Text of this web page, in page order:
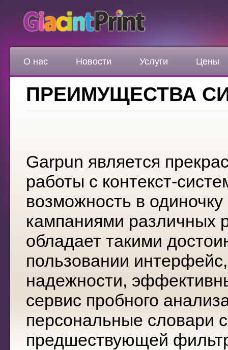
О нас Новости Услуги Цены
ПРЕИМУЩЕСТВА
Garpun является
работы с контекст-
возможность в
кампаниями различных
обладает такими
пользовании
надежности,
сервис пробного
персональные словари
предшествующей